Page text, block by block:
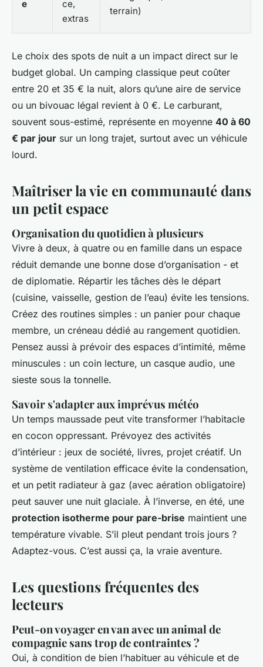
e
ce,
extras
terrain)
Le choix des spots de nuit a un impact direct sur le
budget global. Un camping classique peut coûter
entre 20 et 35 € la nuit, alors qu’une aire de service
ou un bivouac légal revient à 0 €. Le carburant,
souvent sous-estimé, représente en moyenne 40 à 60
€ par jour sur un long trajet, surtout avec un véhicule
lourd.
Maîtriser la vie en communauté dans
un petit espace
Organisation du quotidien à plusieurs
Vivre à deux, à quatre ou en famille dans un espace
réduit demande une bonne dose d’organisation - et
de diplomatie. Répartir les tâches dès le départ
(cuisine, vaisselle, gestion de l’eau) évite les tensions.
Créez des routines simples : un panier pour chaque
membre, un créneau dédié au rangement quotidien.
Pensez aussi à prévoir des espaces d’intimité, même
minuscules : un coin lecture, un casque audio, une
sieste sous la tonnelle.
Savoir s'adapter aux imprévus météo
Un temps maussade peut vite transformer l’habitacle
en cocon oppressant. Prévoyez des activités
d’intérieur : jeux de société, livres, projet créatif. Un
système de ventilation efficace évite la condensation,
et un petit radiateur à gaz (avec aération obligatoire)
peut sauver une nuit glaciale. À l’inverse, en été, une
protection isotherme pour pare-brise maintient une
température vivable. S’il pleut pendant trois jours ?
Adaptez-vous. C’est aussi ça, la vraie aventure.
Les questions fréquentes des
lecteurs
Peut-on voyager en van avec un animal de
compagnie sans trop de contraintes ?
Oui, à condition de bien l’habituer au véhicule et de